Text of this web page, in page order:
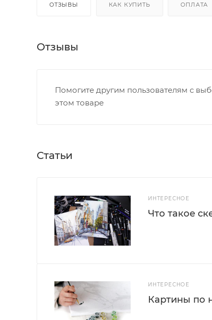
ОТЗЫВЫ КАК КУПИТЬ ОПЛАТА
Отзывы
Помогите другим пользователям с
этом товаре
Статьи
ИНТЕРЕСНОЕ
Что такое
ИНТЕРЕСНОЕ
Картины по